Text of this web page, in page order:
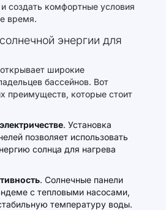
создать комфортные условия
время.
энергии для
широкие
бассейнов. Вот
преимуществ, которые стоит
. Установка
позволяет использовать
солнца для нагрева
. Солнечные панели
с тепловыми насосами,
температуру воды.